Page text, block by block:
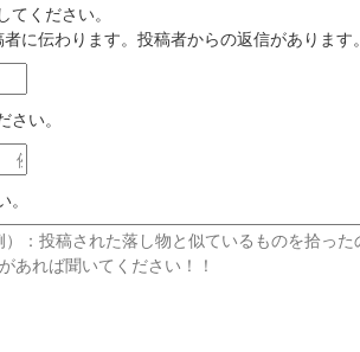
ください。
に伝わります。投稿者からの返信があります。
い。